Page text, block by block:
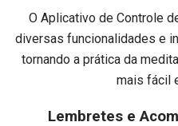
O Aplicativo de Controle
diversas funcionalidades e
tornando a prática da
mais fácil
Lembretes e